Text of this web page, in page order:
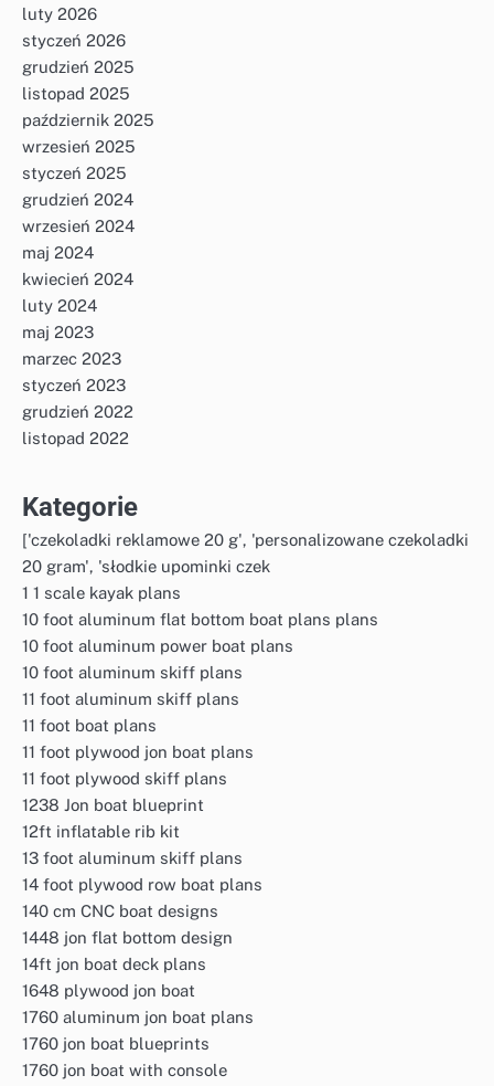
luty 2026
styczeń 2026
grudzień 2025
listopad 2025
październik 2025
wrzesień 2025
styczeń 2025
grudzień 2024
wrzesień 2024
maj 2024
kwiecień 2024
luty 2024
maj 2023
marzec 2023
styczeń 2023
grudzień 2022
listopad 2022
Kategorie
['czekoladki reklamowe 20 g', 'personalizowane czekoladki
20 gram', 'słodkie upominki czek
1 1 scale kayak plans
10 foot aluminum flat bottom boat plans plans
10 foot aluminum power boat plans
10 foot aluminum skiff plans
11 foot aluminum skiff plans
11 foot boat plans
11 foot plywood jon boat plans
11 foot plywood skiff plans
1238 Jon boat blueprint
12ft inflatable rib kit
13 foot aluminum skiff plans
14 foot plywood row boat plans
140 cm CNC boat designs
1448 jon flat bottom design
14ft jon boat deck plans
1648 plywood jon boat
1760 aluminum jon boat plans
1760 jon boat blueprints
1760 jon boat with console